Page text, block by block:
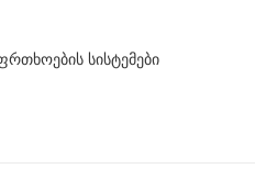
ᲡᲘᲡᲢᲔᲛᲔᲑᲘ